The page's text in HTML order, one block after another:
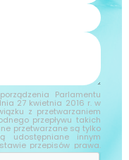
Parlamentu
27 kwietnia 2016 r. w
z przetwarzaniem
przepływu takich
przetwarzane są tylko
udostępniane innym
przepisów prawa.
do momentu